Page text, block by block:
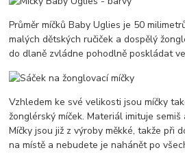
Průměr míčků Baby Uglies je 50
malých dětských ručiček a dospělý
do dlaně zvládne pohodlně poskládat
Vzhledem ke své velikosti jsou míčky
žonglérský míček. Materiál imituje
Míčky jsou již z výroby měkké, takže při
na místě a nebudete je nahánět po